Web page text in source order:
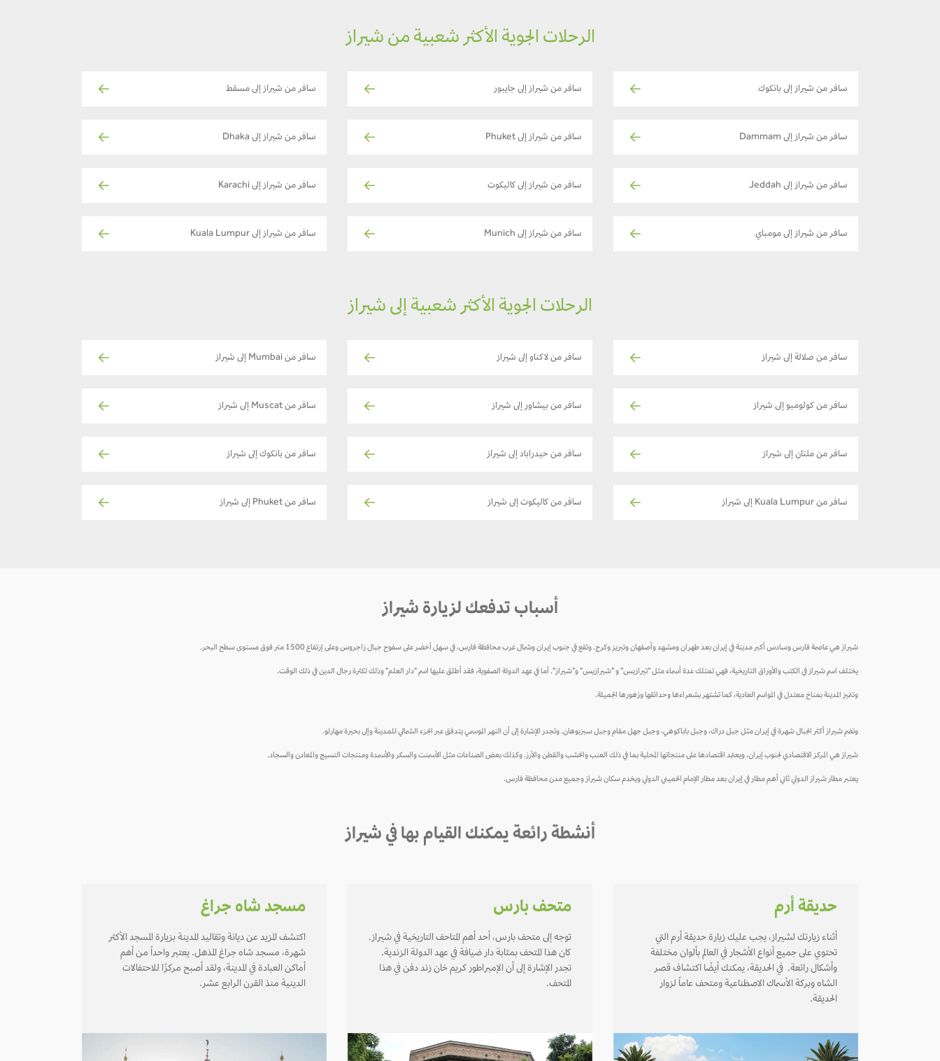
الرحلات الجوية الأكثر شعبية من شيراز
سافر من شيراز إلى بانكوك سافر من شيراز إلى جايبور سافر من شيراز إلى مسقط
سافر من شيراز إلى Dammam سافر من شيراز إلى Phuket سافر من شيراز إلى Dhaka
سافر من شيراز إلى Jeddah سافر من شيراز إلى كاليكوت سافر من شيراز إلى Karachi
سافر من شيراز إلى مومباي سافر من شيراز إلى Munich سافر من شيراز إلى Kuala Lumpur
الرحلات الجوية الأكثر شعبية إلى شيراز
سافر من صلالة إلى شيراز سافر من لاكناو إلى شيراز سافر من Mumbai إلى شيراز
سافر من كولومبو إلى شيراز سافر من بيشاور إلى شيراز سافر من Muscat إلى شيراز
سافر من ملتان إلى شيراز سافر من حيدراباد إلى شيراز سافر من بانكوك إلى شيراز
سافر من Kuala Lumpur إلى شيراز سافر من كاليكوت إلى شيراز سافر من Phuket إلى شيراز
أسباب تدفعك لزيارة شيراز
شيراز هي عاصمة فارس وسادس أكبر مدينة في إيران بعد طهران ومشهد وأصفهان وتبريز وكرج. وتقع في جنوب إيران وشمال غرب محافظة فارس، في سهل أخضر على سفوح جبال زاجروس وعلى إرتفاع 1500 متر فوق مستوى سطح البحر.
يختلف اسم شيراز في الكتب والأوراق التاريخية، فهي تمتلك عدة أسماء مثل "تيرازيس" و "شيرازيس" و"شيراز". أما في عهد الدولة الصفوية، فقد أطلق عليها اسم "دار العلم" وذلك لكثرة رجال الدين في ذلك الوقت.
وتتميز المدينة بمناخ معتدل في المواسم العادية، كما تشتهر بشعراءها وحدائقها وزهورها الجميلة.
وتضم شيراز أكثر الجبال شهرة في إيران مثل جبل دراك، وجبل باباكوهي، وجبل جهل مقام وجبل سبزبوهان. وتجدر الإشارة إلى أن النهر الموسمي يتدفق عبر الجزء الشمالي للمدينة وإلى بحيرة مهارلو.
شيراز هي المركز الاقتصادي لجنوب إيران، ويعتمد اقتصادها على منتجاتها المحلية بما في ذلك العنب والخشب والقطن والأرز. وكذلك بعض الصناعات مثل الأسمنت والسكر والأسمدة ومنتجات النسيج والمعادن والسجاد.
يعتبر مطار شيراز الدولي ثاني أهم مطار في إيران بعد مطار الإمام الخميني الدولي ويخدم سكان شيراز وجميع مدن محافظة فارس.
أنشطة رائعة يمكنك القيام بها في شيراز
حديقة أرم
أثناء زيارتك لشيراز، يجب عليك زيارة حديقة أرم التي
تحتوي على جميع أنواع الأشجار في العالم بألوان مختلفة
وأشكال رائعة. في الحديقة، يمكنك أيضًا اكتشاف قصر
الشاه وبركة الأسماك الاصطناعية ومتحف عاماً لزوار
الحديقة.
متحف بارس
توجه إلى متحف بارس، أحد أهم المتاحف التاريخية في شيراز.
كان هذا المتحف بمثابة دار ضيافة في عهد الدولة الزندية.
تجدر الإشارة إلى أن الإمبراطور كريم خان زند دفن في هذا
المتحف.
مسجد شاه جراغ
اكتشف المزيد عن ديانة وتقاليد المدينة بزيارة المسجد الأكثر
شهرة، مسجد شاه جراغ المذهل. يعتبر واحداً من أهم
أماكن العبادة في المدينة، ولقد أصبح مركزًا للاحتفالات
الدينية منذ القرن الرابع عشر.